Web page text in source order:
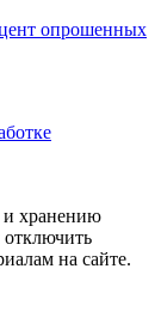
опрошенных
и хранению
на сайте.